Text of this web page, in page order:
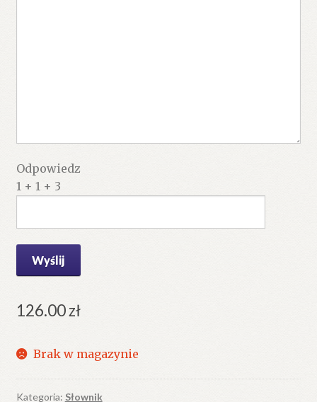
Odpowiedz
1 + 1 + 3
126.00zł
Brak w magazynie
Kategoria: Słownik